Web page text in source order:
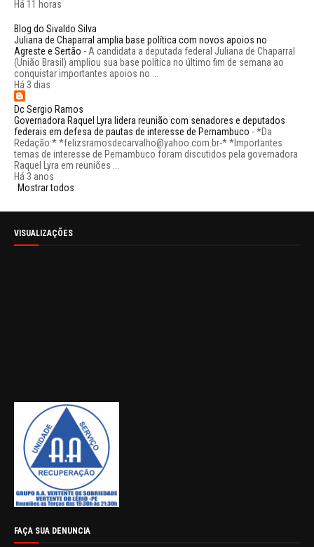
Há 11 horas
Blog do Sivaldo Silva
Juliana de Chaparral amplia base política com novos apoios no
Agreste e Sertão - A candidata a deputada federal Juliana de Chaparral
(União Brasil) ampliou sua base política no último fim de semana ao
conquistar importantes apoios no ...
Há 3 dias
Dc Sergio Ramos
Governadora Raquel Lyra lidera reunião com senadores e deputados
federais em defesa de pautas de interesse de Pernambuco -*Da
Redação:* *felizsramosdecarvalho@yahoo.com.br-* *Importantes
temas de interesse de Pernambuco foram discutidos pela governadora
Raquel Lyra em reuniões ...
Há 3 anos
Mostrar todos
VISUALIZAÇÕES
FAÇA SUA DENUNCIA